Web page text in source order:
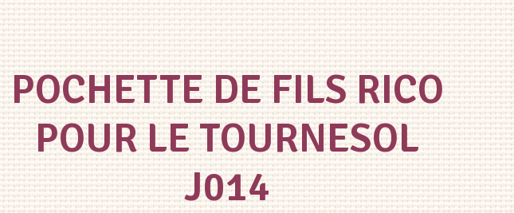
POCHETTE DE FILS RICO
POUR LE TOURNESOL
J014